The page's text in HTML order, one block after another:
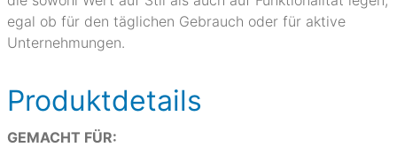
egal ob für den täglichen Gebrauch oder für aktive
Unternehmungen.
Produktdetails
GEMACHT FÜR: